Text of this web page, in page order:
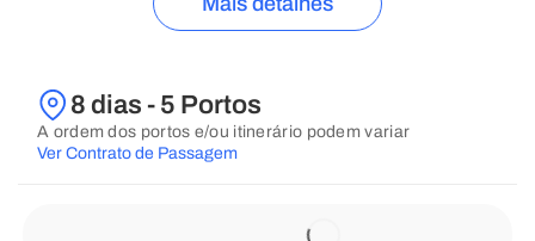
8 dias - 5 Portos
A ordem dos portos e/ou itinerário podem variar
Ver Contrato de Passagem